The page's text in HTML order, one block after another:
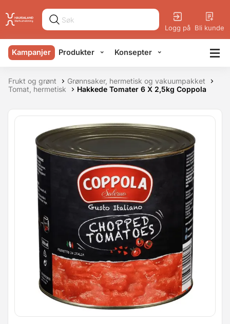
Logg på Bli kunde
Kampanjer Produkter Konsepter
Frukt og grønt
Grønnsaker, hermetisk og vakuumpakket
Tomat, hermetisk
Hakkede Tomater 6 X 2,5kg Coppola